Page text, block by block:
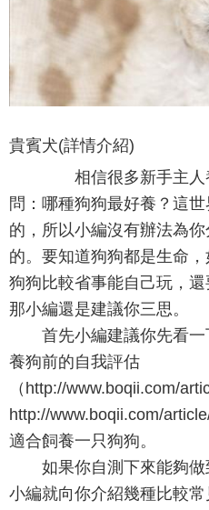
貴賓犬(詳情介紹)
相信很多新手主人
問：哪種狗狗最好養？這
的，所以小編沒有辦法為
的。要知道狗狗都是生命
狗狗比較省事能自己玩，還
那小編還是建議你三思。
首先小編建議你先看一
養狗前的自我評估
（http://www.boqii.com/
http://www.boqii.com/
適合飼養一只狗狗。
如果你自測下來能夠做
小編就向你介紹幾種比較